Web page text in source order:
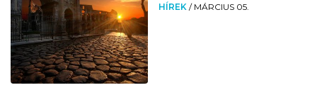
HÍREK / MÁRCIUS 05.